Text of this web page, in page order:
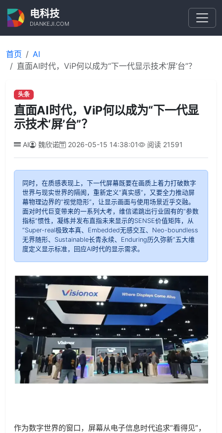
电科技
DIANKEJI.COM
首页
AI
直面AI时代，ViP何以成为“下一代显示技术‘屏’台”？
头条
直面AI时代，ViP何以成为“下一代显
示技术‘屏’台”？
AI 魏欣诺 2026-05-15 14:38:01 阅读 21591
同时，在质感表现上，下一代屏幕既要在画质上着力打破数字
世界与现实世界的隔阂，重新定义“真实感”，又要全力推动屏
幕物理边界的“视觉隐形”，让显示画面与使用场景近乎交融。
面对时代巨变带来的一系列大考，维信诺跳出行业固有的“参数
指标”惯性，凝练并发布直指未来显示的SENSE价值矩阵，从
“Super-real极致本真、Embedded无感交互、Neo-boundless
无界随形、Sustainable长青永续、Enduring历久弥新”五大维
度定义显示标准，回应AI时代的显示需求。
作为数字世界的窗口，屏幕从电子信息时代追求“看得见”，